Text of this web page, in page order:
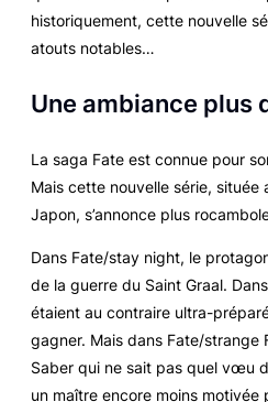
historiquement, cette nouvelle
atouts notables…
Une ambiance plus
La saga Fate est connue pour
Mais cette nouvelle série, située
Japon, s’annonce plus
Dans Fate/stay night, le
de la guerre du Saint Graal. Dans
étaient au contraire ultra-
gagner. Mais dans Fate/strange
Saber qui ne sait pas quel vœu
un maître encore moins motivée